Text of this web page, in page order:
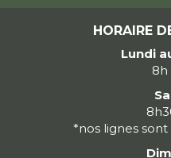
HORAIRE
Lundi
8h
*nos lignes